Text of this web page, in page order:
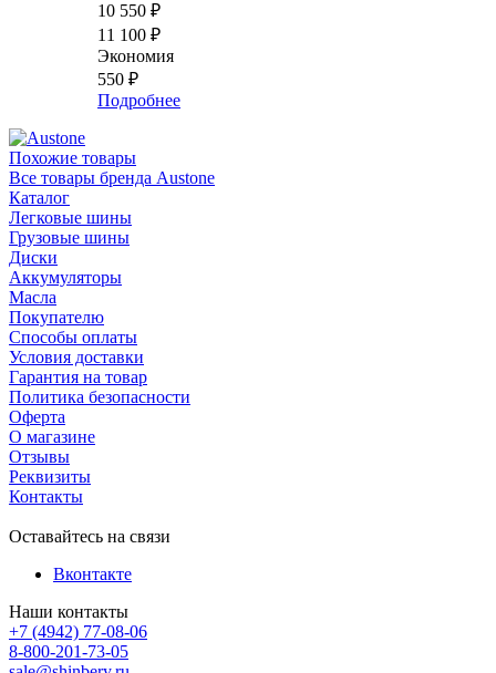
10 550 ₽
11 100 ₽
Экономия
550 ₽
Подробнее
Похожие товары
Все товары бренда Austone
Каталог
Легковые шины
Грузовые шины
Диски
Аккумуляторы
Масла
Покупателю
Способы оплаты
Условия доставки
Гарантия на товар
Политика безопасности
Оферта
О магазине
Отзывы
Реквизиты
Контакты
Оставайтесь на связи
Вконтакте
Наши контакты
+7 (4942) 77-08-06
8-800-201-73-05